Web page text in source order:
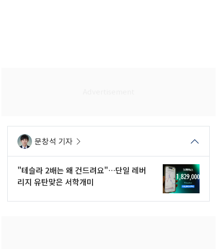
문창석 기자
"테슬라 2배는 왜 건드려요"…단일 레버
리지 유탄맞은 서학개미